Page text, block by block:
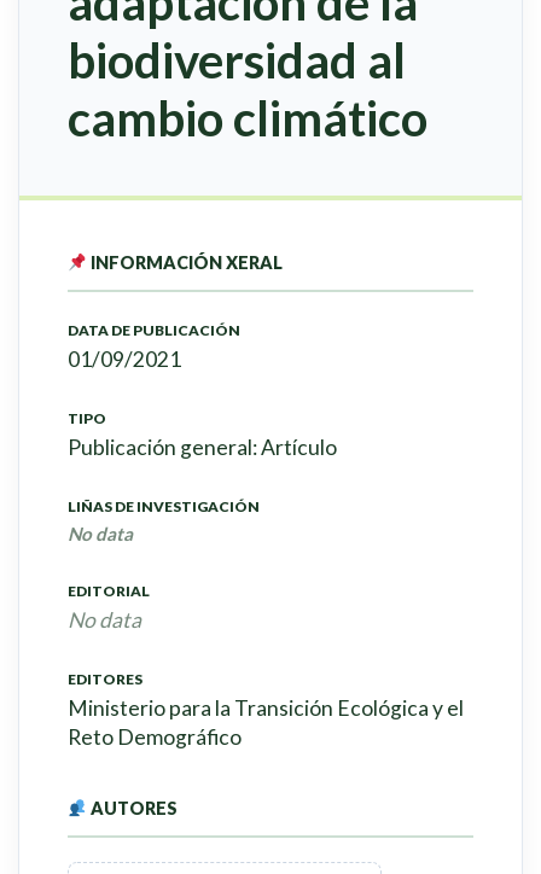
biodiversidad al
cambio climático
INFORMACIÓN XERAL
DATA DE PUBLICACIÓN
01/09/2021
TIPO
Publicación general: Artículo
LIÑAS DE INVESTIGACIÓN
No data
EDITORIAL
No data
EDITORES
Ministerio para la Transición Ecológica y el
Reto Demográfico
AUTORES